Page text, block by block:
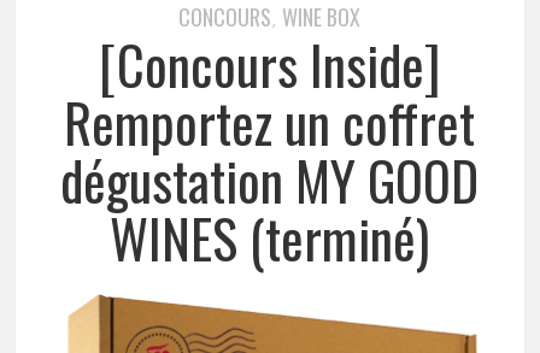
CONCOURS, WINE BOX
[Concours Inside]
Remportez un coffret
dégustation MY GOOD
WINES (terminé)